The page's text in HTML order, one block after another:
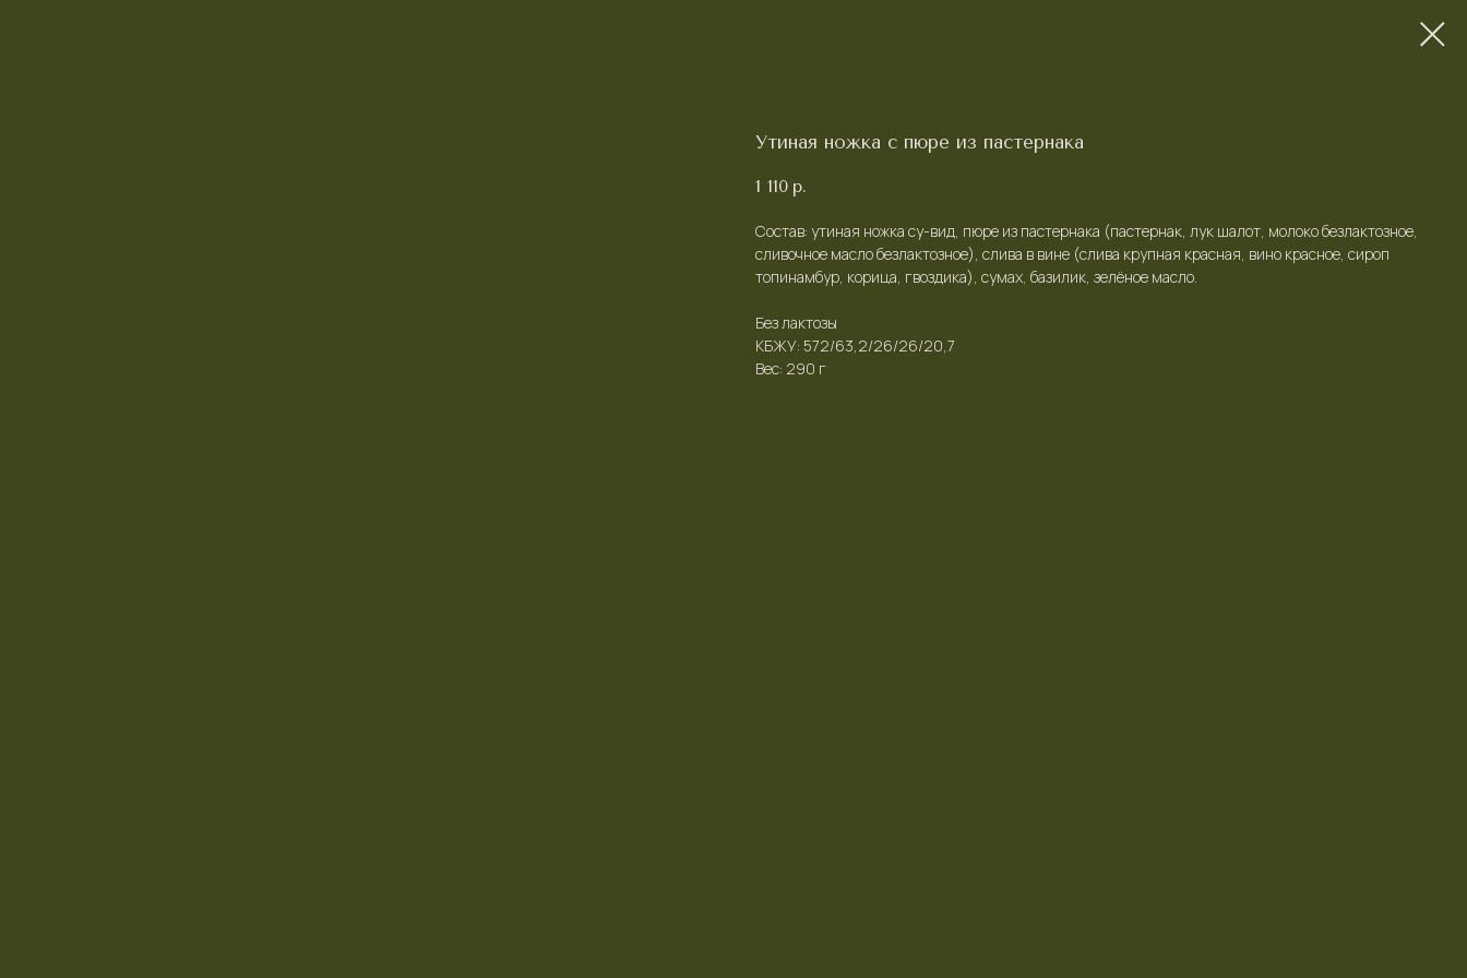
Утиная ножка с пюре из пастернака
1 110 р.
Состав: утиная ножка су-вид, пюре из пастернака (пастернак, лук шалот, молоко безлактозное,
сливочное масло безлактозное), слива в вине (слива крупная красная, вино красное, сироп
топинамбур, корица, гвоздика), сумах, базилик, зелёное масло.
Без лактозы
КБЖУ: 572/63,2/26/26/20,7
Вес: 290 г